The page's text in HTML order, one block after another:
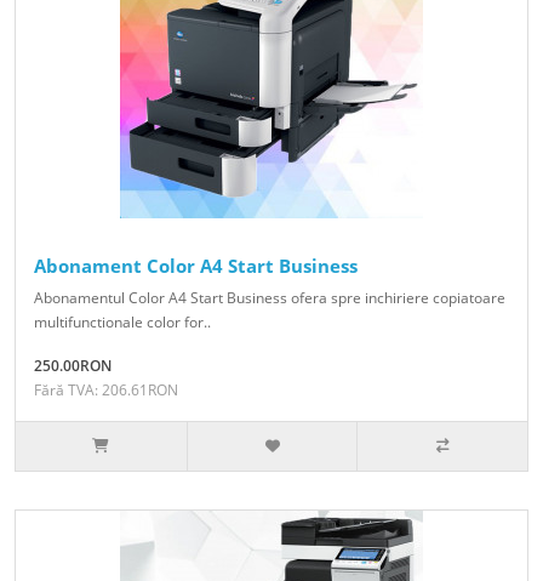
Abonament Color A4 Start Business
Abonamentul Color A4 Start Business ofera spre inchiriere copiatoare
multifunctionale color for..
250.00RON
Fără TVA: 206.61RON